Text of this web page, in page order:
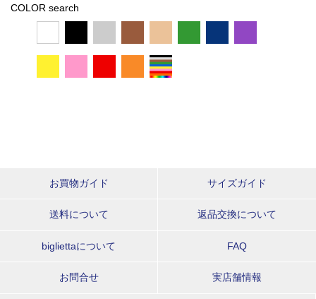
COLOR search
お買物ガイド サイズガイド
送料について 返品交換について
bigliettaについて FAQ
お問合せ 実店舗情報